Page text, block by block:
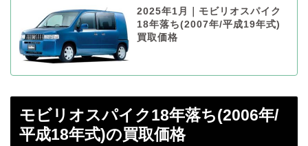
2025年1月｜モビリオスパイク
18年落ち(2007年/平成19年式)
買取価格
モビリオスパイク18年落ち(2006年/
平成18年式)の買取価格